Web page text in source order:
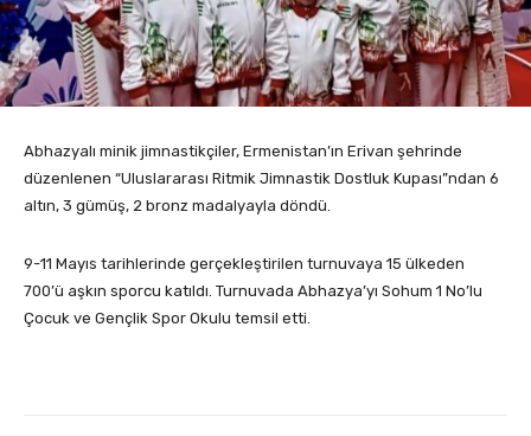
Abhazyalı minik jimnastikçiler, Ermenistan’ın Erivan şehrinde
düzenlenen “Uluslararası Ritmik Jimnastik Dostluk Kupası”ndan 6
altın, 3 gümüş, 2 bronz madalyayla döndü.
9-11 Mayıs tarihlerinde gerçekleştirilen turnuvaya 15 ülkeden
700’ü aşkın sporcu katıldı. Turnuvada Abhazya’yı Sohum 1 No’lu
Çocuk ve Gençlik Spor Okulu temsil etti.